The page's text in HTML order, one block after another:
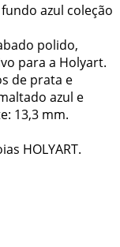
azul coleção
polido,
para a Holyart.
de prata e
azul e
13,3 mm.
HOLYART.